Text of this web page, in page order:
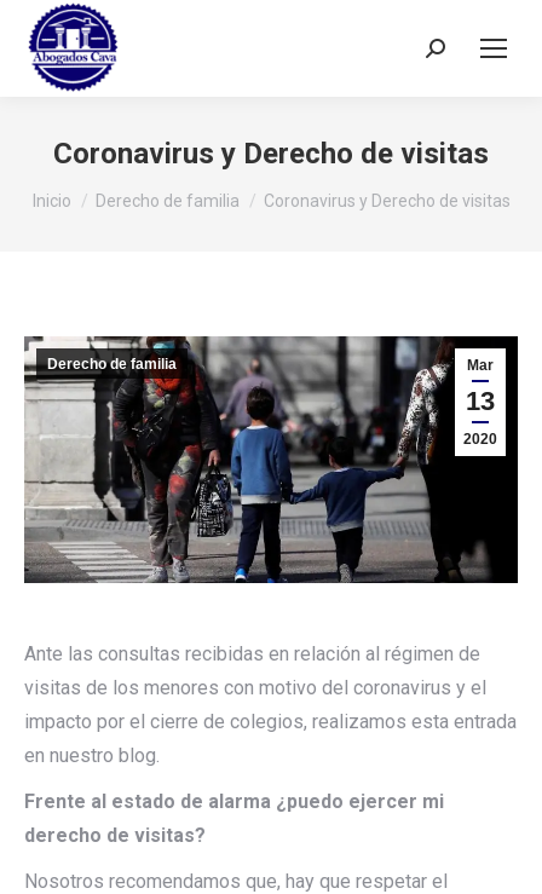
Buscar:
Coronavirus y Derecho de visitas
Estás aquí:
Inicio Derecho de familia Coronavirus y Derecho de visitas
Mar
13
2020
Derecho de familia
Ante las consultas recibidas en relación al régimen de
visitas de los menores con motivo del coronavirus y el
impacto por el cierre de colegios, realizamos esta entrada
en nuestro blog.
Frente al estado de alarma ¿puedo ejercer mi
derecho de visitas?
Nosotros recomendamos que, hay que respetar el